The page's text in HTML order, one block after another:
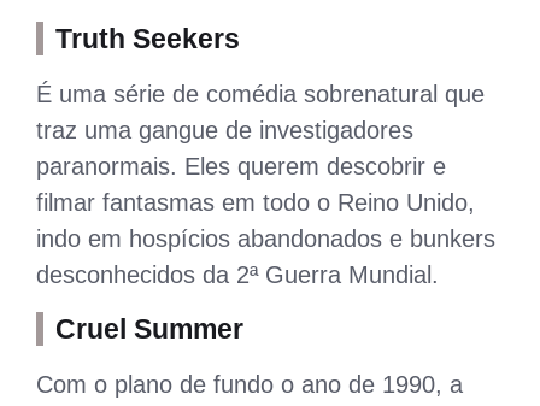
Truth Seekers
É uma série de comédia sobrenatural que
traz uma gangue de investigadores
paranormais. Eles querem descobrir e
filmar fantasmas em todo o Reino Unido,
indo em hospícios abandonados e bunkers
desconhecidos da 2ª Guerra Mundial.
Cruel Summer
Com o plano de fundo o ano de 1990, a